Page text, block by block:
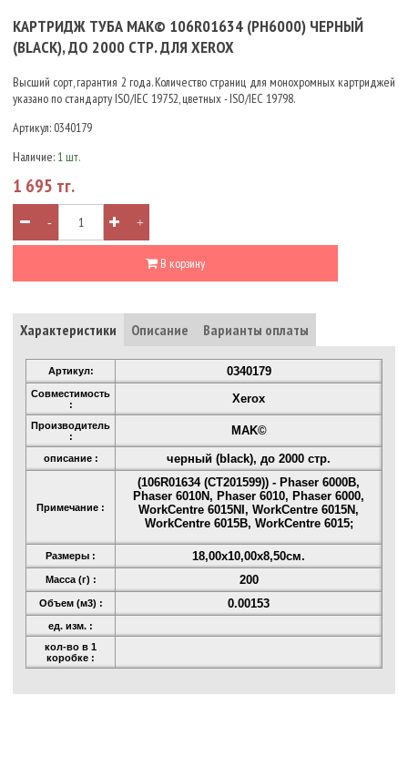
КАРТРИДЖ ТУБА MAK© 106R01634 (PH6000) ЧЕРНЫЙ
(BLACK), ДО 2000 СТР. ДЛЯ XEROX
Высший сорт, гарантия 2 года. Количество страниц для монохромных картриджей
указано по стандарту ISO/IEC 19752, цветных - ISO/IEC 19798.
Артикул: 0340179
Наличие: 1 шт.
1 695 тг.
- +
В корзину
Характеристики Описание Варианты оплаты
Артикул: 0340179
Совместимость
:
Xerox
Производитель
:
MAK©
описание : черный (black), до 2000 стр.
Примечание :
(106R01634 (CT201599)) - Phaser 6000B,
Phaser 6010N, Phaser 6010, Phaser 6000,
WorkCentre 6015NI, WorkCentre 6015N,
WorkCentre 6015B, WorkCentre 6015;
Размеры : 18,00x10,00x8,50см.
Масса (г) : 200
Объем (м3) : 0.00153
ед. изм. :
кол-во в 1
коробке :